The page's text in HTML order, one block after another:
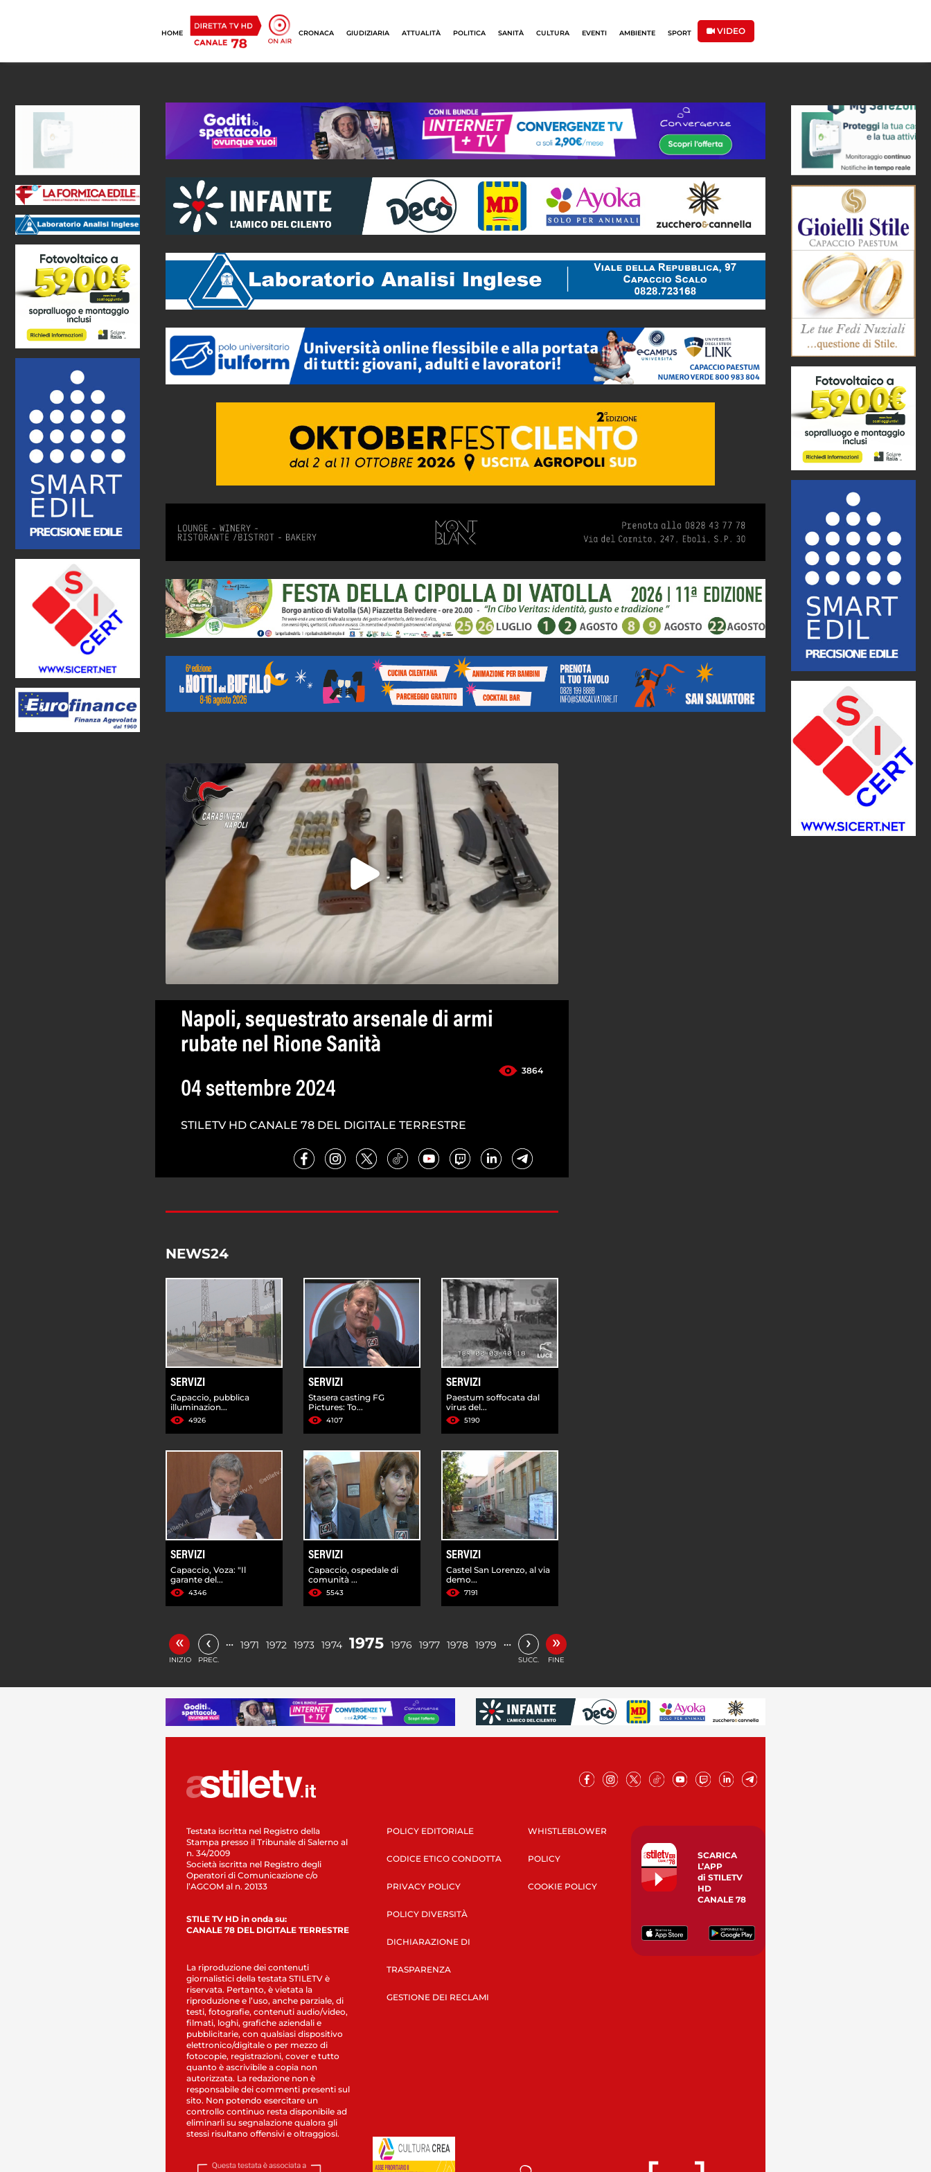
HOME CRONACA GIUDIZIARIA ATTUALITÀ POLITICA SANITÀ CULTURA EVENTI AMBIENTE SPORT VIDEO
Napoli, sequestrato arsenale di armi
rubate nel Rione Sanità
3864
04 settembre 2024
STILETV HD CANALE 78 DEL DIGITALE TERRESTRE
NEWS24
SERVIZI
Capaccio, pubblica
illuminazion...
4926
SERVIZI
Stasera casting FG
Pictures: To...
4107
SERVIZI
Paestum soffocata dal
virus del...
5190
SERVIZI
Capaccio, Voza: "Il
garante del...
4346
SERVIZI
Capaccio, ospedale di
comunità ...
5543
SERVIZI
Castel San Lorenzo, al via
demo...
7191
«
INIZIO
‹
PREC.
… 1971 1972 1973 1974 1975 1976 1977 1978 1979 … ›
SUCC.
»
FINE
Testata iscritta nel Registro della
Stampa presso il Tribunale di Salerno al
n. 34/2009
Società iscritta nel Registro degli
Operatori di Comunicazione c/o
l’AGCOM al n. 20133
STILE TV HD in onda su:
CANALE 78 DEL DIGITALE TERRESTRE
La riproduzione dei contenuti
giornalistici della testata STILETV è
riservata. Pertanto, è vietata la
riproduzione e l’uso, anche parziale, di
testi, fotografie, contenuti audio/video,
filmati, loghi, grafiche aziendali e
pubblicitarie, con qualsiasi dispositivo
elettronico/digitale o per mezzo di
fotocopie, registrazioni, cover e tutto
quanto è ascrivibile a copia non
autorizzata. La redazione non è
responsabile dei commenti presenti sul
sito. Non potendo esercitare un
controllo continuo resta disponibile ad
eliminarli su segnalazione qualora gli
stessi risultano offensivi e oltraggiosi.
POLICY EDITORIALE
CODICE ETICO CONDOTTA
PRIVACY POLICY
POLICY DIVERSITÀ
DICHIARAZIONE DI
TRASPARENZA
GESTIONE DEI RECLAMI
WHISTLEBLOWER
POLICY
COOKIE POLICY
SCARICA
L’APP
di STILETV
HD
CANALE 78